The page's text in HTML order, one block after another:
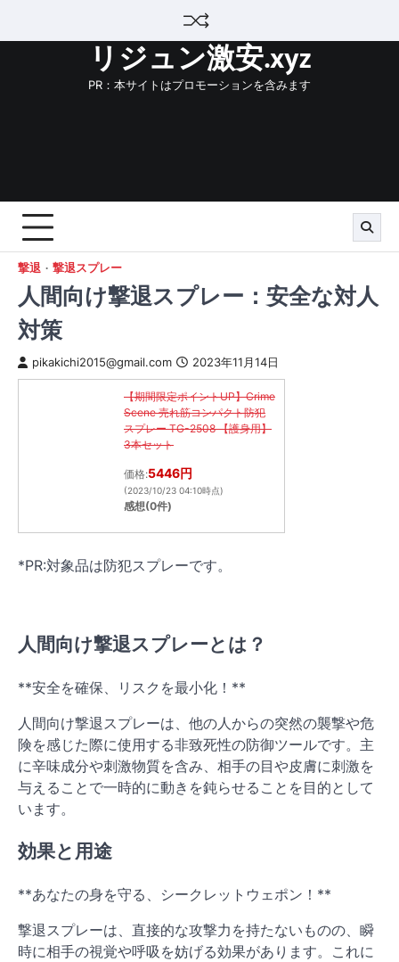
リジュン激安.xyz
PR：本サイトはプロモーションを含みます
撃退 撃退スプレー
人間向け撃退スプレー：安全な対人
対策
pikakichi2015@gmail.com 2023年11月14日
【期間限定ポイントUP】Crime
Scene 売れ筋コンパクト防犯
スプレー TG-2508 【護身用】
3本セット
価格:5446円
(2023/10/23 04:10時点)
感想(0件)
*PR:対象品は防犯スプレーです。
人間向け撃退スプレーとは？
**安全を確保、リスクを最小化！**
人間向け撃退スプレーは、他の人からの突然の襲撃や危
険を感じた際に使用する非致死性の防御ツールです。主
に辛味成分や刺激物質を含み、相手の目や皮膚に刺激を
与えることで一時的に動きを鈍らせることを目的として
います。
効果と用途
**あなたの身を守る、シークレットウェポン！**
撃退スプレーは、直接的な攻撃力を持たないものの、瞬
時に相手の視覚や呼吸を妨げる効果があります。これに